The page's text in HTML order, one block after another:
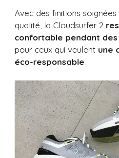
Avec des finitions
qualité, la Cloudsurfer 2
confortable pendant des
pour ceux qui veulent une
éco-responsable.